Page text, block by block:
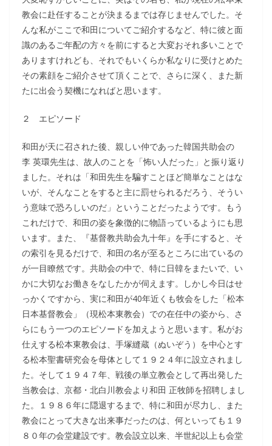
教会に赴任することが決まるまでは存じませんでした。そ
んな私がここで和田についてご紹介するなど、特に彼と面
識のあるご年配の方々を前にすると大変おそれ多いことで
ありますけれども、それでもいくらか私なりに受けとめた
その素顔をご紹介させて頂くことで、さらに深く、また新
たに出会う契機になればと思います。
２ エピソード
和田が天に召された後、親しい仲であった韓国共助会の
李 英環先生は、故人のことを「怖い人だった」と振り返り
ました。それは「和田先生を騙すことほど簡単なことはな
いが、そんなことをすると主に罰せられるだろう、そうい
う意味で恐ろしいのだ」ということだったようです。もう
これだけで、和田の姿を象徴的に物語っているようにも思
います。また、『基督教共助会九十年』を手にすると、そ
の索引を見るだけで、和田の名が至るところに出ているの
が一目瞭然です。共助会の中で、特に日韓をまたいで、い
かに大切なお働きをなしたかが伺えます。しかし今日はせ
っかくですから、実に和田が40年近くも牧会をした「松本
日本基督教会」（現松本東教会）での在任中の姿から、さ
らにもう一つのエピソードを加えようと思います。私がお
仕えする松本東教会は、手塚縫蔵（ぬいぞう）を中心とす
る松本聖書研究会を母体として１９２４年に設立されまし
た。そして１９４７年、戦後の単立教会として再出発した
当教会は、京都・北白川教会より和田 正牧師を招聘しまし
た。１９８６年に隠退するまで、特に和田が尽力し、また
教会にとって大きな出来事だったのは、何といっても１９
８０年の会堂建設です。教会設立以来、半世紀以上も会堂